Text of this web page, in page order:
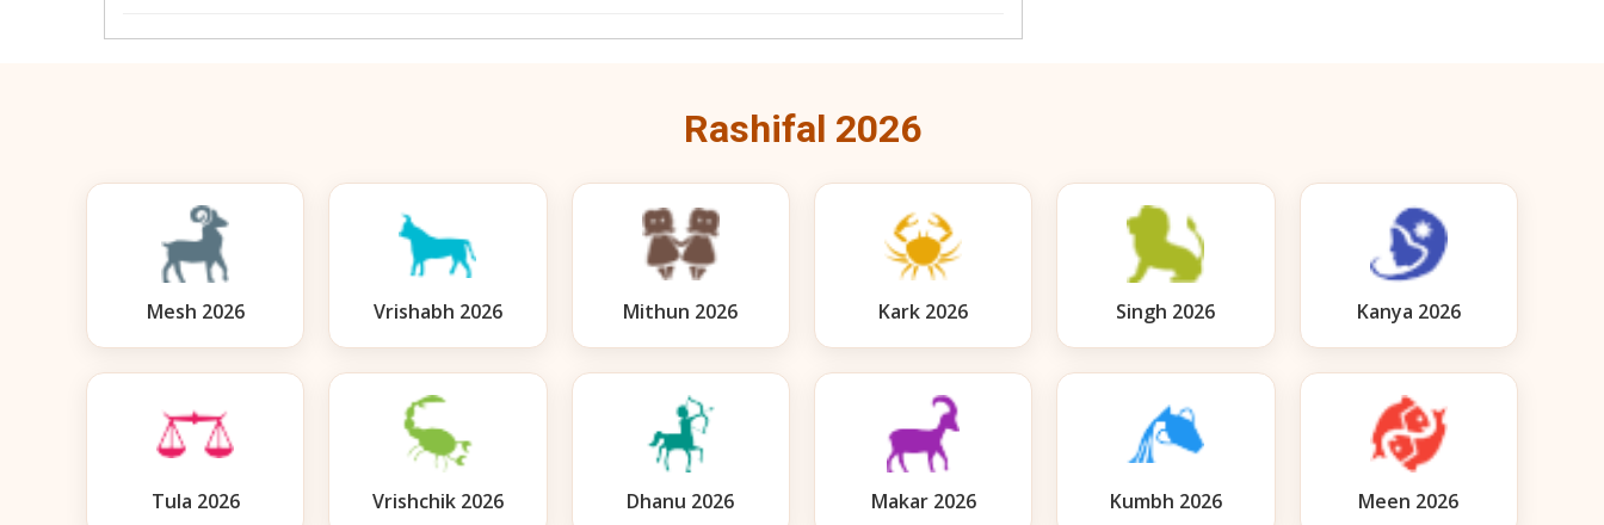
Rashifal 2026
Mesh 2026 Vrishabh 2026 Mithun 2026 Kark 2026 Singh 2026 Kanya 2026
Tula 2026 Vrishchik 2026 Dhanu 2026 Makar 2026 Kumbh 2026 Meen 2026